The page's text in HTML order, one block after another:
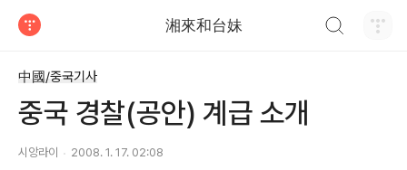
湘來和台妹
中國/중국기사
중국 경찰(공안) 계급 소개
시앙라이 2008. 1. 17. 02:08